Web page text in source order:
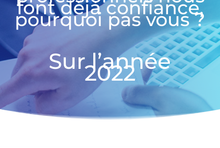
font déjà confiance,
pourquoi pas vous ?
Sur l’année
2022